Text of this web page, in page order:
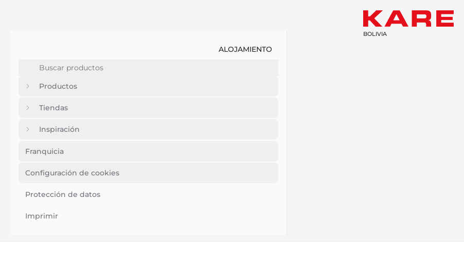
ALOJAMIENTO
Productos
Tiendas
Inspiración
Franquicia
Configuración de cookies
Protección de datos
Imprimir
BOLIVIA